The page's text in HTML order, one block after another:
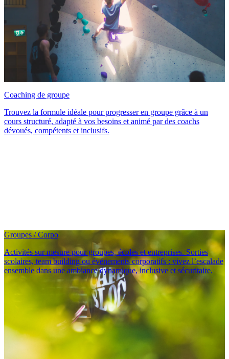
Coaching de groupe
Trouvez la formule idéale pour progresser en groupe grâce à un
cours structuré, adapté à vos besoins et animé par des coachs
dévoués, compétents et inclusifs.
Groupes / Corpo
Activités sur mesure pour groupes, écoles et entreprises. Sorties
scolaires, team building ou événements corporatifs : vivez l’escalade
ensemble dans une ambiance dynamique, inclusive et sécuritaire.